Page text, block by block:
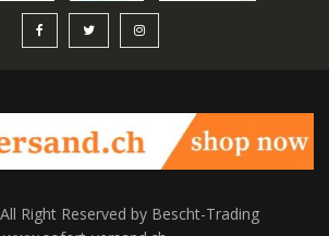
Right Reserved by Bescht-Trading